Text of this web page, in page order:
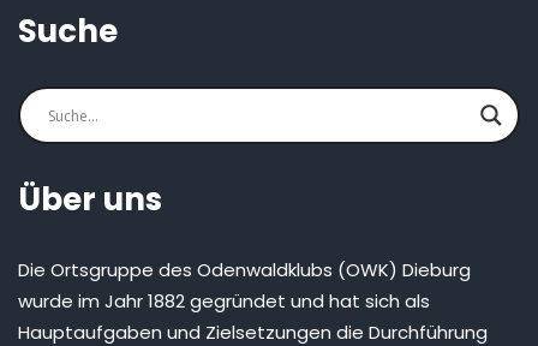
Suche
Über uns
Die Ortsgruppe des Odenwaldklubs (OWK) Dieburg
wurde im Jahr 1882 gegründet und hat sich als
Hauptaufgaben und Zielsetzungen die Durchführung